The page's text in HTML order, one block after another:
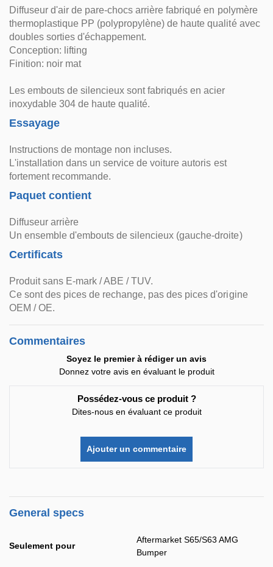
Diffuseur d'air de pare-chocs arrière fabriqué en polymère
thermoplastique PP (polypropylène) de haute qualité avec
doubles sorties d'échappement.
Conception: lifting
Finition: noir mat
Les embouts de silencieux sont fabriqués en acier
inoxydable 304 de haute qualité.
Essayage
Instructions de montage non incluses.
L'installation dans un service de voiture autoris est
fortement recommande.
Paquet contient
Diffuseur arrière
Un ensemble d'embouts de silencieux (gauche-droite)
Certificats
Produit sans E-mark / ABE / TUV.
Ce sont des pices de rechange, pas des pices d'origine
OEM / OE.
Commentaires
Soyez le premier à rédiger un avis
Donnez votre avis en évaluant le produit
Possédez-vous ce produit ?
Dites-nous en évaluant ce produit
Ajouter un commentaire
General specs
Seulement pour
Aftermarket S65/S63 AMG
Bumper